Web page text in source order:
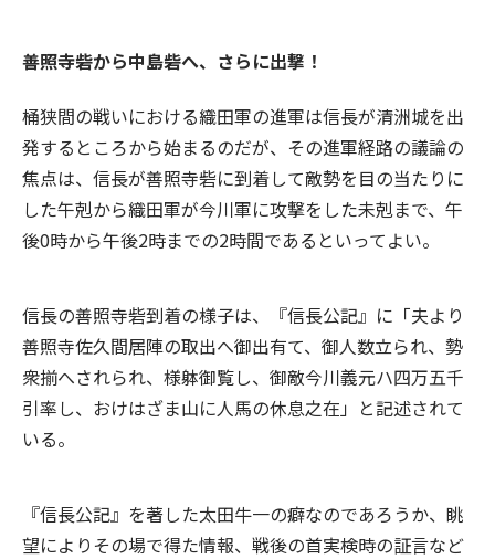
善照寺砦から中島砦へ、さらに出撃！
桶狭間の戦いにおける織田軍の進軍は信長が清洲城を出
発するところから始まるのだが、その進軍経路の議論の
焦点は、信長が善照寺砦に到着して敵勢を目の当たりに
した午剋から織田軍が今川軍に攻撃をした未剋まで、午
後0時から午後2時までの2時間であるといってよい。
信長の善照寺砦到着の様子は、『信長公記』に「夫より
善照寺佐久間居陣の取出へ御出有て、御人数立られ、勢
衆揃へされられ、様躰御覧し、御敵今川義元ハ四万五千
引率し、おけはざま山に人馬の休息之在」と記述されて
いる。
『信長公記』を著した太田牛一の癖なのであろうか、眺
望によりその場で得た情報、戦後の首実検時の証言など